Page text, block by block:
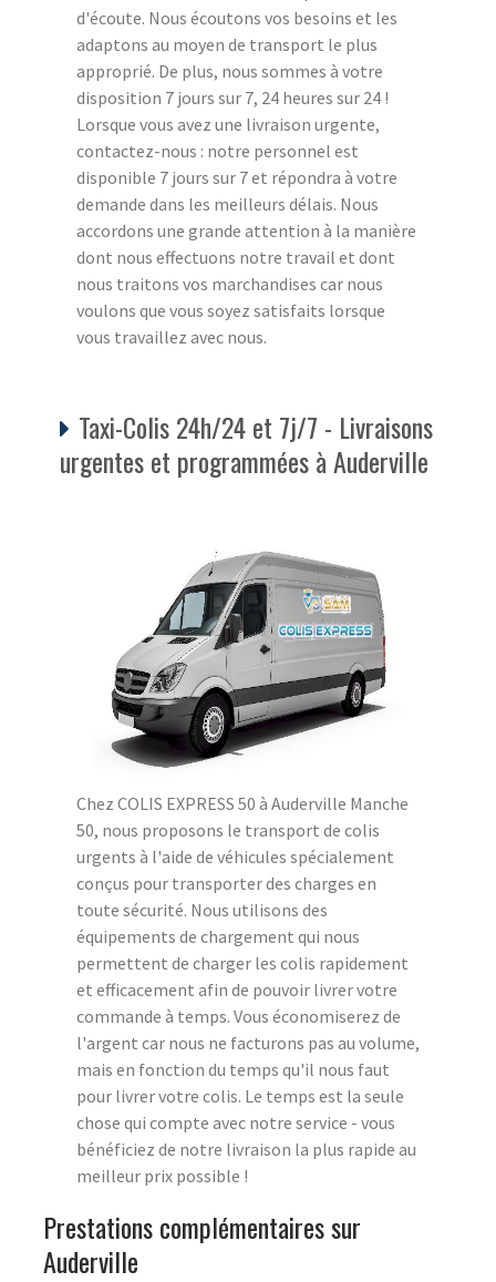
d'écoute. Nous écoutons vos besoins et les
adaptons au moyen de transport le plus
approprié. De plus, nous sommes à votre
disposition 7 jours sur 7, 24 heures sur 24 !
Lorsque vous avez une livraison urgente,
contactez-nous : notre personnel est
disponible 7 jours sur 7 et répondra à votre
demande dans les meilleurs délais. Nous
accordons une grande attention à la manière
dont nous effectuons notre travail et dont
nous traitons vos marchandises car nous
voulons que vous soyez satisfaits lorsque
vous travaillez avec nous.
Taxi-Colis 24h/24 et 7j/7 - Livraisons
urgentes et programmées à Auderville
Chez COLIS EXPRESS 50 à Auderville Manche
50, nous proposons le transport de colis
urgents à l'aide de véhicules spécialement
conçus pour transporter des charges en
toute sécurité. Nous utilisons des
équipements de chargement qui nous
permettent de charger les colis rapidement
et efficacement afin de pouvoir livrer votre
commande à temps. Vous économiserez de
l'argent car nous ne facturons pas au volume,
mais en fonction du temps qu'il nous faut
pour livrer votre colis. Le temps est la seule
chose qui compte avec notre service - vous
bénéficiez de notre livraison la plus rapide au
meilleur prix possible !
Prestations complémentaires sur
Auderville